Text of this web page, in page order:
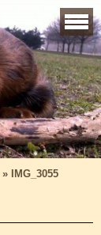
» IMG_3055